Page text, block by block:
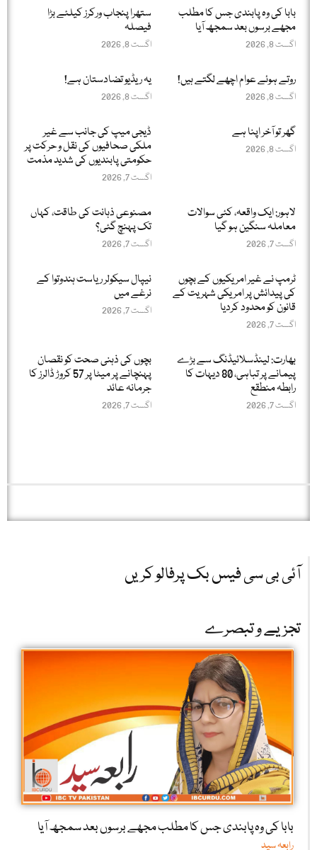
بابا کی وہ پابندی جس کا مطلب
مجھے برسوں بعد سمجھ آیا
اگست 8, 2026
ستھرا پنجاب ورکرز کیلئے بڑا
فیصلہ
اگست 8, 2026
روتے ہوئے عوام اچھے لگتے ہیں!
اگست 8, 2026
یہ ریڈیو تضادستان ہے!
اگست 8, 2026
گھر تو آخر اپنا ہے
اگست 8, 2026
ڈیجی میپ کی جانب سے غیر
ملکی صحافیوں کی نقل و حرکت پر
حکومتی پابندیوں کی شدید مذمت
اگست 7, 2026
لاہور: ایک واقعہ، کئی سوالات
معاملہ سنگین ہو گیا
اگست 7, 2026
مصنوعی ذہانت کی طاقت، کہاں
تک پہنچ گئی؟
اگست 7, 2026
ٹرمپ نے غیر امریکیوں کے بچوں
کی پیدائش پر امریکی شہریت کے
قانون کو محدود کردیا
اگست 7, 2026
نیپال سیکولر ریاست ہندوتوا کے
نرغے میں
اگست 7, 2026
بھارت: لینڈسلائیڈنگ سے بڑے
پیمانے پر تباہی، 80 دیہات کا
رابطہ منطقع
اگست 7, 2026
بچوں کی ذہنی صحت کو نقصان
پہنچانے پر میٹا پر 57 کروڑ ڈالرز کا
جرمانہ عائد
اگست 7, 2026
آئی بی سی فیس بک پرفالو کریں
تجزیے و تبصرے
بابا کی وہ پابندی جس کا مطلب مجھے برسوں بعد سمجھ آیا
رابعہ سید